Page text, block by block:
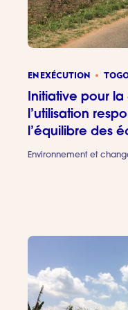
EN EXÉCUTION
Initiative pour
l’utilisation
l’équilibre des
Environnement et